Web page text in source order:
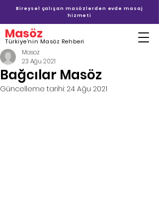
Bireysel çalışan masözlerden evde masaj
hizmeti
Masöz
Türkiye'nin Masöz Rehberi
Bağcılar Masöz
Masoz
23 Ağu 2021
Güncelleme tarihi: 24 Ağu 2021